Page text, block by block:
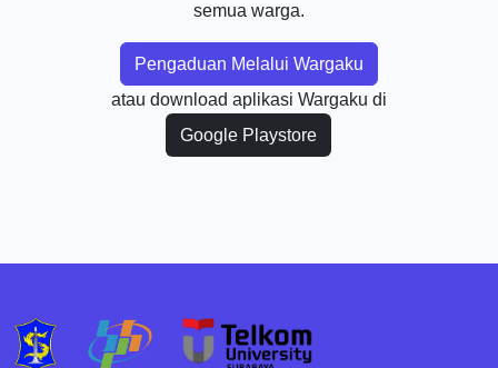
semua warga.
Pengaduan Melalui Wargaku
atau download aplikasi Wargaku di
Google Playstore